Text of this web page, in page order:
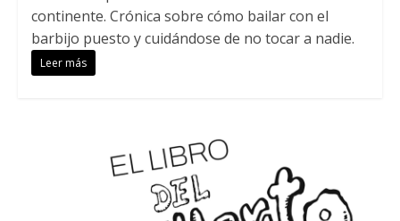
continente. Crónica sobre cómo bailar con el
barbijo puesto y cuidándose de no tocar a nadie.
Leer más